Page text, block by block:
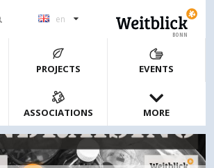
en
BONN
PROJECTS EVENTS
ASSOCIATIONS MORE